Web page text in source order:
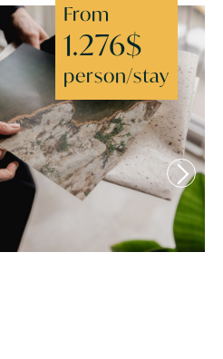
From
1.276$
person/stay